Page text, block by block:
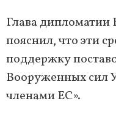
Глава
пояснил, что эти
поддержку
Вооруженных сил
членами ЕС».